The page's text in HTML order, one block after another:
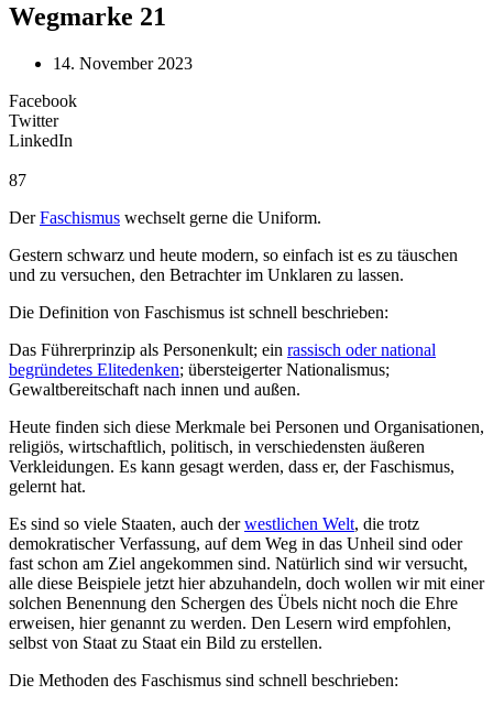
Wegmarke 21
14. November 2023
Facebook
Twitter
LinkedIn
87
DerFaschismus wechselt gerne die Uniform.
Gestern schwarz und heute modern, so einfach ist es zu täuschen
und zu versuchen, den Betrachter im Unklaren zu lassen.
Die Definition von Faschismus ist schnell beschrieben:
Das Führerprinzip als Personenkult; ein rassisch oder national
begründetes Elitedenken; übersteigerter Nationalismus;
Gewaltbereitschaft nach innen und außen.
Heute finden sich diese Merkmale bei Personen und Organisationen,
religiös, wirtschaftlich, politisch, in verschiedensten äußeren
Verkleidungen. Es kann gesagt werden, dass er, der Faschismus,
gelernt hat.
Es sind so viele Staaten, auch derwestlichen Welt, die trotz
demokratischer Verfassung, auf dem Weg in das Unheil sind oder
fast schon am Ziel angekommen sind. Natürlich sind wir versucht,
alle diese Beispiele jetzt hier abzuhandeln, doch wollen wir mit einer
solchen Benennung den Schergen des Übels nicht noch die Ehre
erweisen, hier genannt zu werden. Den Lesern wird empfohlen,
selbst von Staat zu Staat ein Bild zu erstellen.
Die Methoden des Faschismus sind schnell beschrieben: